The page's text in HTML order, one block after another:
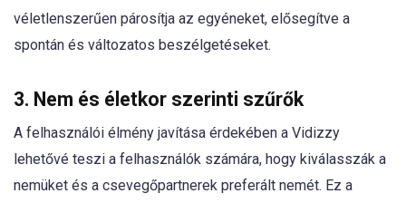
véletlenszerűen párosítja az egyéneket, elősegítve a
spontán és változatos beszélgetéseket.
3. Nem és életkor szerinti szűrők
A felhasználói élmény javítása érdekében a Vidizzy
lehetővé teszi a felhasználók számára, hogy kiválasszák a
nemüket és a csevegőpartnerek preferált nemét. Ez a